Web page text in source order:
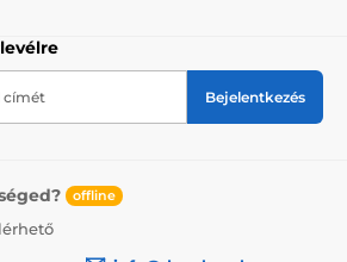
címét Bejelentkezés
offline